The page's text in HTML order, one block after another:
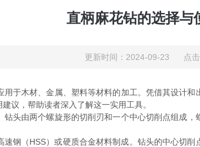
直柄麻花钻的选择与
更新时间：2024-09-23 点击
木材、金属、塑料等材料的加工。凭借其设计和
议，帮助读者深入了解这一实用工具。
头由两个螺旋形的切削刃和一个中心切削点组成
（HSS）或硬质合金材料制成。钻头的中心切削